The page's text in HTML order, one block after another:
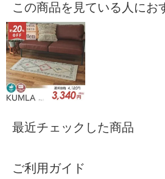
この商品を見ている人にお
最近チェックした商品
ご利用ガイド